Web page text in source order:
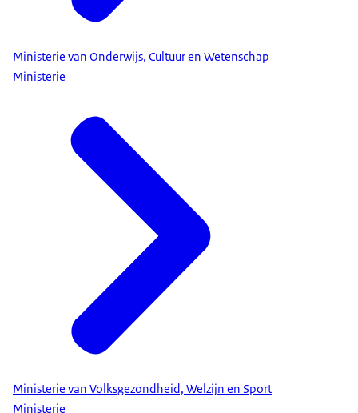
Ministerie van Onderwijs, Cultuur en Wetenschap
Ministerie
Ministerie van Volksgezondheid, Welzijn en Sport
Ministerie